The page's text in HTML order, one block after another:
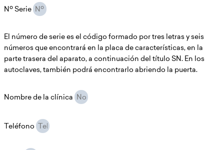
Nº Serie
El número de serie es el código formado por tres letras y seis
números que encontrará en la placa de características, en la
parte trasera del aparato, a continuación del título SN. En los
autoclaves, también podrá encontrarlo abriendo la puerta.
Nombre de la clínica
Teléfono